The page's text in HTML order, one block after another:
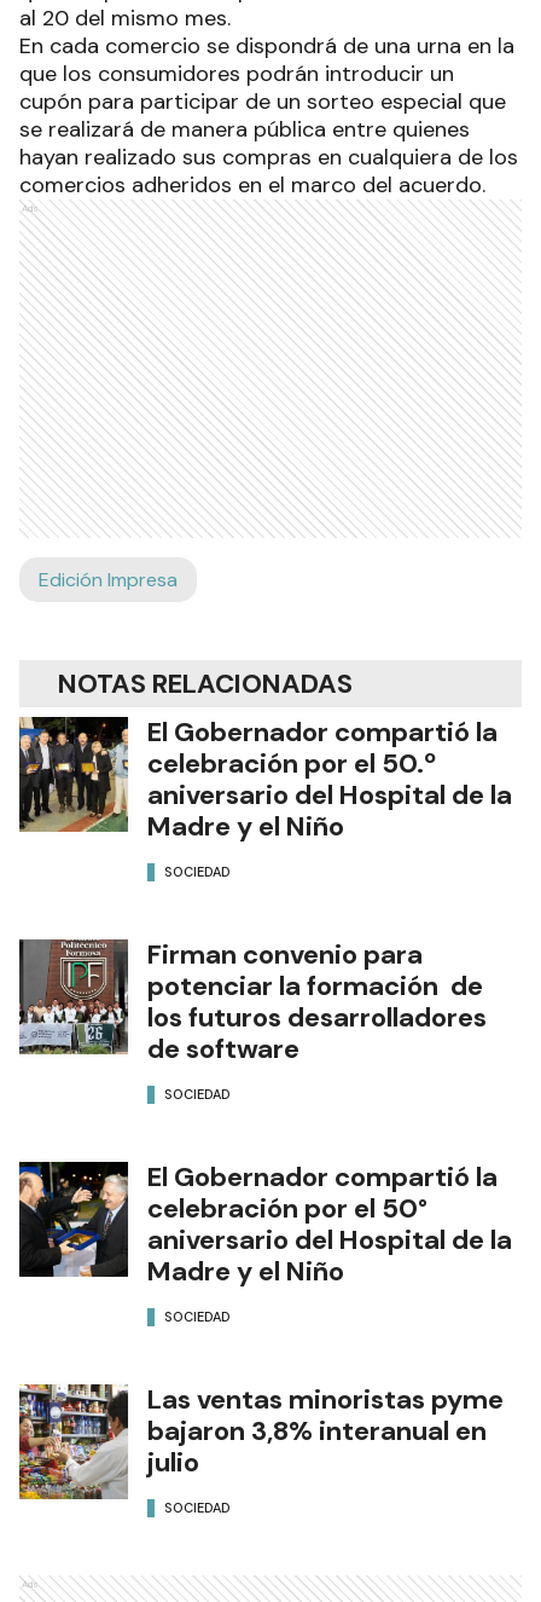
al 20 del mismo mes.
En cada comercio se dispondrá de una urna en la
que los consumidores podrán introducir un
cupón para participar de un sorteo especial que
se realizará de manera pública entre quienes
hayan realizado sus compras en cualquiera de los
comercios adheridos en el marco del acuerdo.
Ads
Edición Impresa
NOTAS RELACIONADAS
El Gobernador compartió la
celebración por el 50.º
aniversario del Hospital de la
Madre y el Niño
SOCIEDAD
Firman convenio para
potenciar la formación de
los futuros desarrolladores
de software
SOCIEDAD
El Gobernador compartió la
celebración por el 50°
aniversario del Hospital de la
Madre y el Niño
SOCIEDAD
Las ventas minoristas pyme
bajaron 3,8% interanual en
julio
SOCIEDAD
Ads